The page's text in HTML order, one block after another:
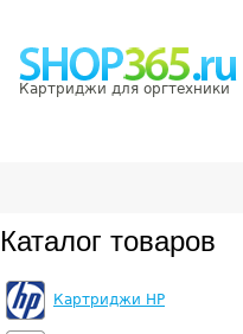
Картриджи для оргтехники
Каталог товаров
Картриджи HP